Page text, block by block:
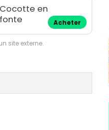
Cocotte en
fonte
Acheter
site externe.